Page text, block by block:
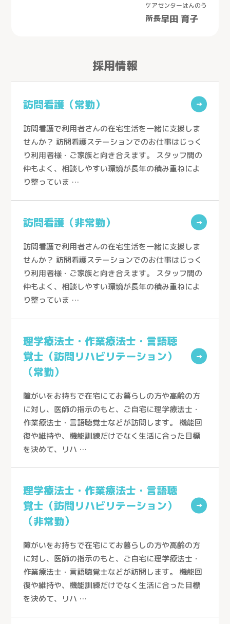
とじる
医療生協さいたまの介護
サービス紹介
サービス紹介トップ
事業所を探す
ケアセンターはんのう
所長早田 育子
採用情報
訪問看護（常勤） →
訪問看護で利用者さんの在宅生活を一緒に支援しま
せんか？ 訪問看護ステーションでのお仕事はじっく
り利用者様・ご家族と向き合えます。 スタッフ間の
仲もよく、相談しやすい環境が長年の積み重ねによ
り整っていま …
訪問看護（非常勤） →
訪問看護で利用者さんの在宅生活を一緒に支援しま
せんか？ 訪問看護ステーションでのお仕事はじっく
り利用者様・ご家族と向き合えます。 スタッフ間の
仲もよく、相談しやすい環境が長年の積み重ねによ
り整っていま …
理学療法士・作業療法士・言語聴
覚士（訪問リハビリテーション）
（常勤）
→
障がいをお持ちで在宅にてお暮らしの方や高齢の方
に対し、医師の指示のもと、ご自宅に理学療法士・
作業療法士・言語聴覚士などが訪問します。 機能回
復や維持や、機能訓練だけでなく生活に合った目標
を決めて、リハ …
理学療法士・作業療法士・言語聴
覚士（訪問リハビリテーション）
（非常勤）
→
障がいをお持ちで在宅にてお暮らしの方や高齢の方
に対し、医師の指示のもと、ご自宅に理学療法士・
作業療法士・言語聴覚士などが訪問します。 機能回
復や維持や、機能訓練だけでなく生活に合った目標
を決めて、リハ …